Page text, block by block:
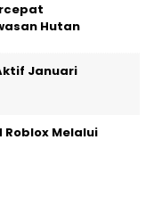
Hutan
Januari
Roblox Melalui